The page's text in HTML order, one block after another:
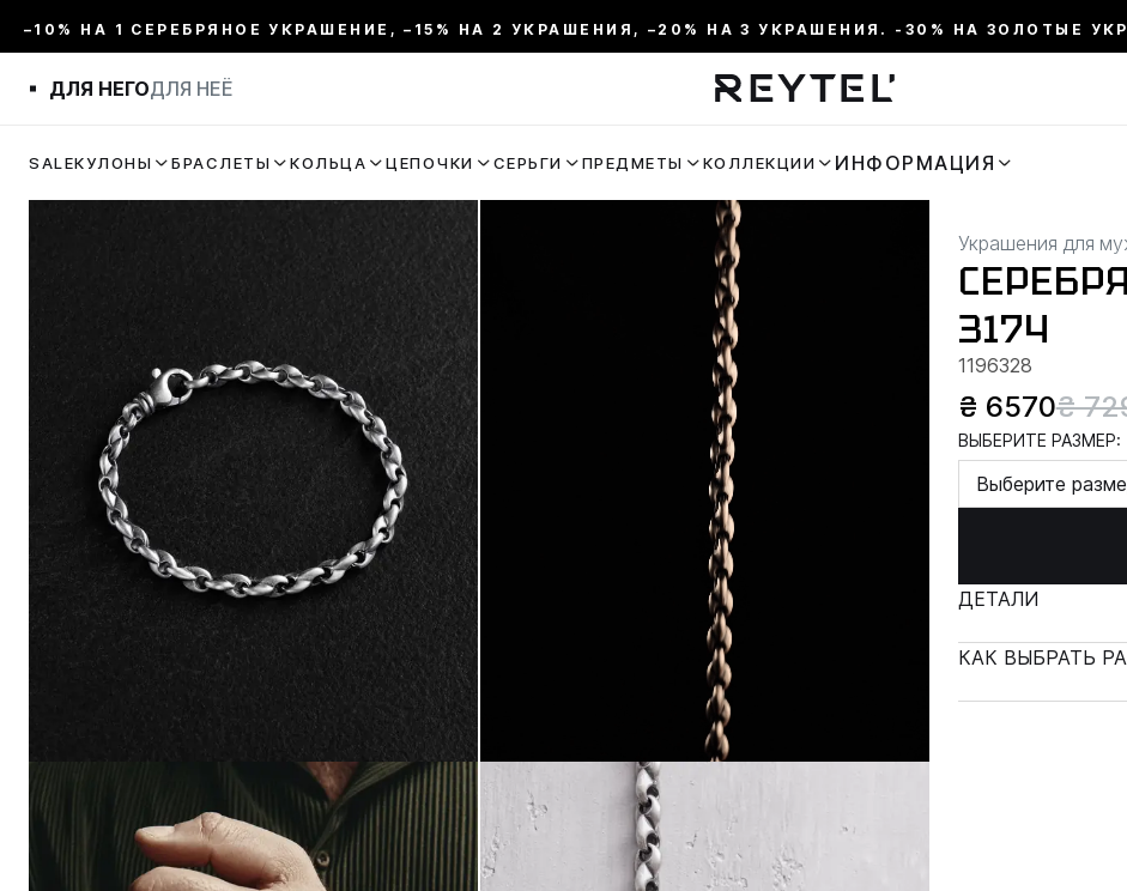
–10% НА 1 СЕРЕБРЯНОЕ УКРАШЕНИЕ, –15% НА 2 УКРАШЕНИЯ, –20% НА 3 УКРАШЕНИЯ. -30% НА ЗОЛОТЫЕ
ДЛЯ НЕГОДЛЯ НЕЁ
SALEКУЛОНЫ БРАСЛЕТЫ КОЛЬЦА ЦЕПОЧКИ СЕРЬГИ ПРЕДМЕТЫ КОЛЛЕКЦИИ ИНФОРМАЦИЯ
Украшения для
3174
1196328
₴ 6570₴
ВЫБЕРИТЕ РАЗМЕР:
Выберите
ДЕТАЛИ
КАК ВЫБРАТЬ